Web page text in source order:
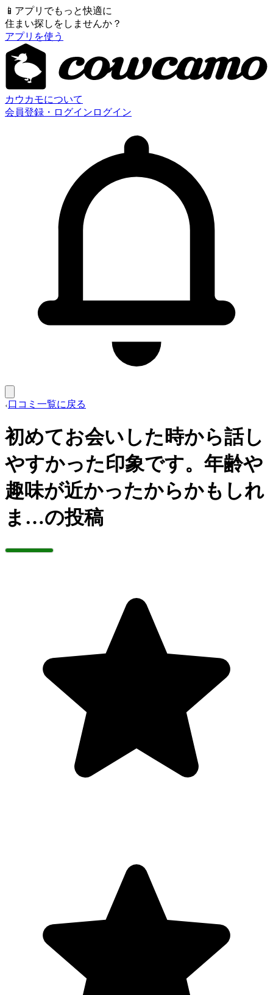
📱 アプリでもっと快適に
住まい探しをしませんか？
アプリを使う
カウカモについて
会員登録・ログイン ログイン
口コミ一覧に戻る
初めてお会いした時から話し
やすかった印象です。年齢や
趣味が近かったからかもしれ
ま…の投稿